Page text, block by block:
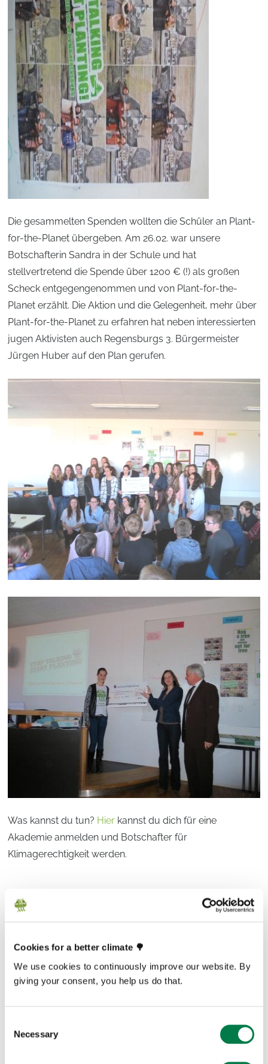
Cookies for a better climate 🌳
We use cookies to continuously improve our website. By
giving your consent, you help us do that.
Selection
Necessary
Die gesammelten Spenden wollten die Schüler an Plant-
for-the-Planet übergeben. Am 26.02. war unsere
Botschafterin Sandra in der Schule und hat
stellvertretend die Spende über 1200 € (!) als großen
Scheck entgegengenommen und von Plant-for-the-
Planet erzählt. Die Aktion und die Gelegenheit, mehr über
Plant-for-the-Planet zu erfahren hat neben interessierten
jugen Aktivisten auch Regensburgs 3. Bürgermeister
Jürgen Huber auf den Plan gerufen.
Was kannst du tun? Hier kannst du dich für eine
Akademie anmelden und Botschafter für
Klimagerechtigkeit werden.
latest facts and figures. If you have any questions,
Prev Next